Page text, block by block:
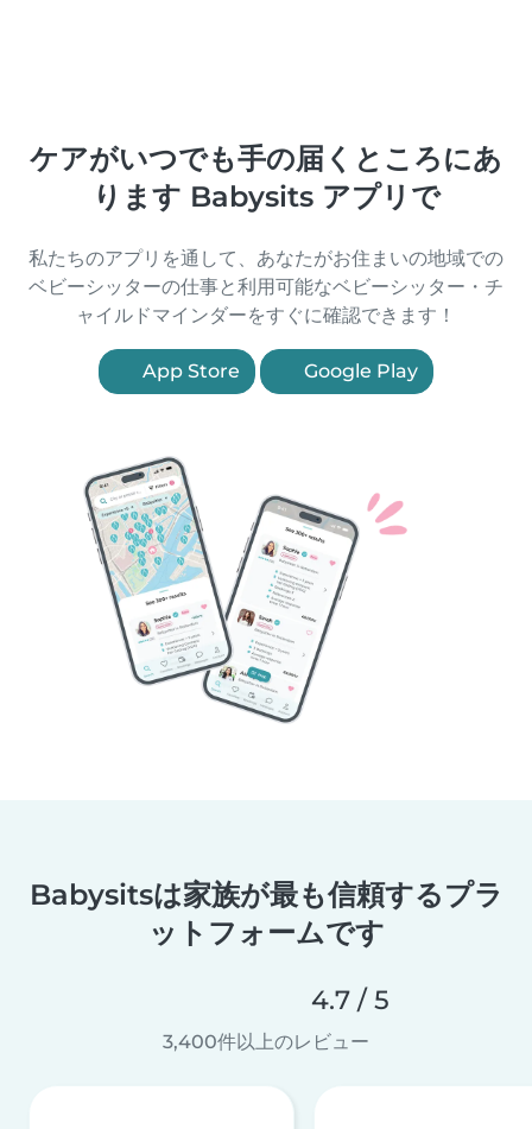
ケアがいつでも手の届くところにあ
ります Babysits アプリで
私たちのアプリを通して、あなたがお住まいの地域での
ベビーシッターの仕事と利用可能なベビーシッター・チ
ャイルドマインダーをすぐに確認できます！
App Store Google Play
Babysitsは家族が最も信頼するプラ
ットフォームです
4.7 / 5
3,400件以上のレビュー